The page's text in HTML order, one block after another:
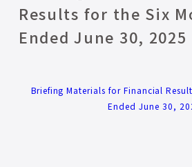
Results for the Six
Ended June 30, 2025
Briefing Materials for Financial
Ended June 30,